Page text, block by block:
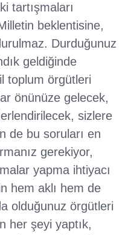
tartışmaları
beklentisine,
Durduğunuz
geldiğinde
toplum örgütleri
önünüze gelecek,
sizlere
de bu soruları en
gerekiyor,
yapma ihtiyacı
hem aklı hem de
olduğunuz örgütleri
her şeyi yaptık,